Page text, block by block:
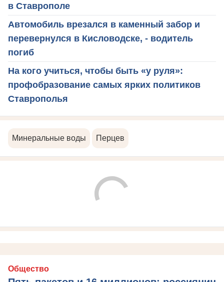
в Ставрополе
Автомобиль врезался в каменный забор и
перевернулся в Кисловодске, - водитель
погиб
На кого учиться, чтобы быть «у руля»:
профобразование самых ярких политиков
Ставрополья
Минеральные воды Перцев
Общество